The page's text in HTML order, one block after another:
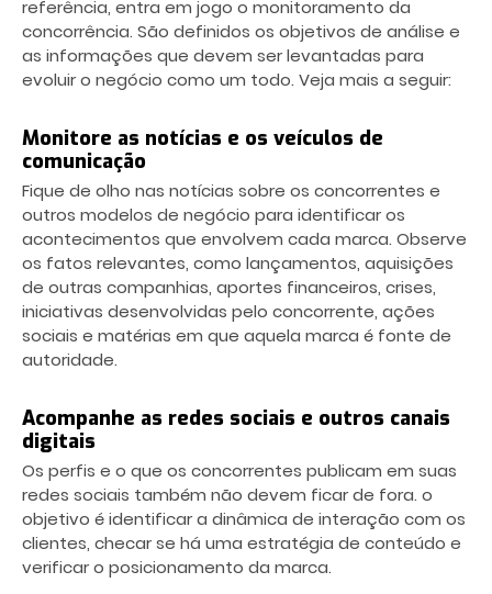
referência, entra em jogo o monitoramento da
concorrência. São definidos os objetivos de análise e
as informações que devem ser levantadas para
evoluir o negócio como um todo. Veja mais a seguir:
Monitore as notícias e os veículos de
comunicação
Fique de olho nas notícias sobre os concorrentes e
outros modelos de negócio para identificar os
acontecimentos que envolvem cada marca. Observe
os fatos relevantes, como lançamentos, aquisições
de outras companhias, aportes financeiros, crises,
iniciativas desenvolvidas pelo concorrente, ações
sociais e matérias em que aquela marca é fonte de
autoridade.
Acompanhe as redes sociais e outros canais
digitais
Os perfis e o que os concorrentes publicam em suas
redes sociais também não devem ficar de fora. o
objetivo é identificar a dinâmica de interação com os
clientes, checar se há uma estratégia de conteúdo e
verificar o posicionamento da marca.